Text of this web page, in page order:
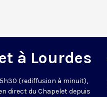
à Lourdes
(rediffusion à minuit),
direct du Chapelet depuis